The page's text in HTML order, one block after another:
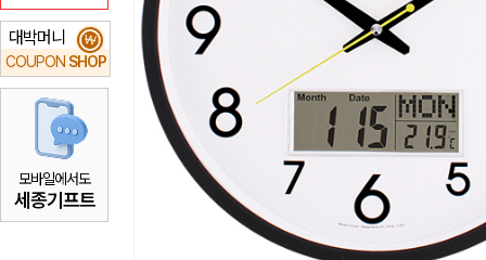
대박머니
COUPON SHOP
₩
모바일에서도
세종기프트